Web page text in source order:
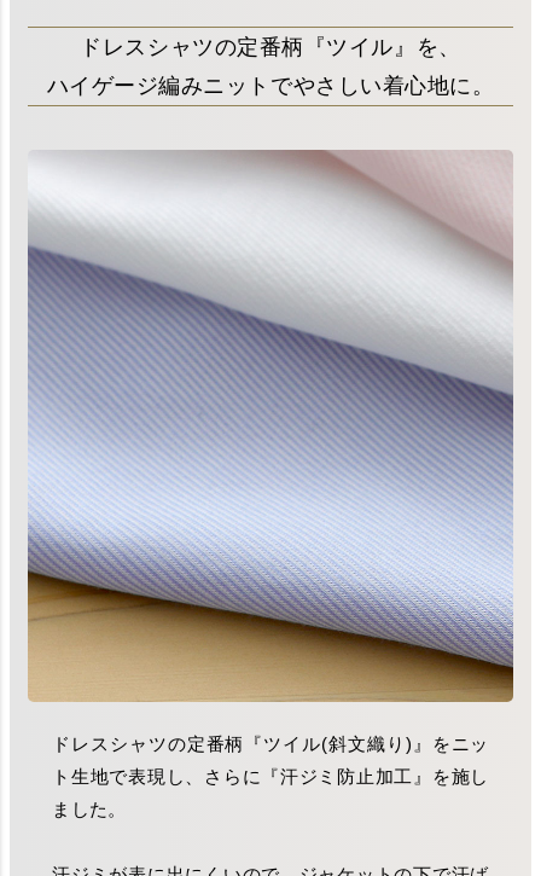
ドレスシャツの定番柄『ツイル』を、
ハイゲージ編みニットでやさしい着心地に。
ドレスシャツの定番柄『ツイル(斜文織り)』をニッ
ト生地で表現し、さらに『汗ジミ防止加工』を施し
ました。